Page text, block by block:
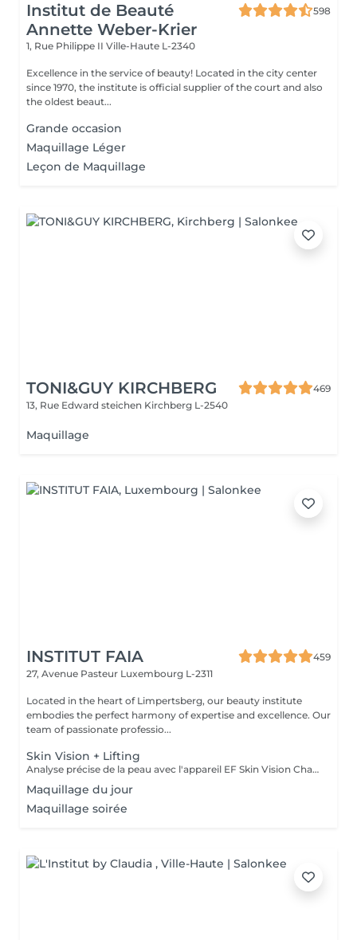
Institut de Beauté
Annette Weber-Krier
598
1, Rue Philippe II Ville-Haute L-2340
Excellence in the service of beauty! Located in the city center
since 1970, the institute is official supplier of the court and also
the oldest beaut...
Grande occasion
Maquillage Léger
Leçon de Maquillage
TONI&GUY KIRCHBERG
469
13, Rue Edward steichen Kirchberg L-2540
Maquillage
INSTITUT FAIA
459
27, Avenue Pasteur Luxembourg L-2311
Located in the heart of Limpertsberg, our beauty institute
embodies the perfect harmony of expertise and excellence. Our
team of passionate professio...
Skin Vision + Lifting
Analyse précise de la peau avec l'appareil EF Skin Vision Chaque peau étant unique, nous analysons ensemble les besoins actuels de votre peau. L'appareil diagnostic effectue une analyse complète. Il détermine l'identité de votre peau en quelques minutes, en se basant sur 9 paramètres spécifiques: hydratation, excès de sébum, élasticité, desquamation, pores, taches pigmentaires, rides pattes d'oie, rides du front, couperose. Soin anti-âge liftant pour une peau plus ferme. Les produits pénètrent profondément grâce au, Sono Lifter qui permet également d'agir sur les cicatrices d'acné. Le relâchement de la peau, les rides et les rides d'expression sont atténuées grâce au RF Tightener. Pour raffermir et redessiner l'ovale du visage.
Maquillage du jour
Maquillage soirée